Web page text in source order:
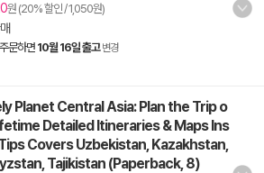
원 (20% 할인 / 1,050원)
문하면 10월 16일 출고 변경
Planet Central Asia: Plan the Trip o
Detailed Itineraries & Maps Ins
Covers Uzbekistan, Kazakhstan,
Tajikistan (Paperback, 8)